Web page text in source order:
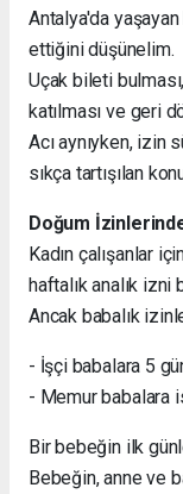
Antalya'da
ettiğini düşünelim.
Uçak bileti
katılması ve geri
Acı aynıyken, izin
sıkça tartışılan
Doğum
Kadın çalışanlar
haftalık analık izni
Ancak babalık
- İşçi babalara 5
- Memur babalara
Bir bebeğin ilk
Bebeğin, anne ve